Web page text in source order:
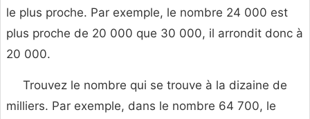
le plus proche. Par exemple, le nombre 24 000 est
plus proche de 20 000 que 30 000, il arrondit donc à
20 000.
Trouvez le nombre qui se trouve à la dizaine de
milliers. Par exemple, dans le nombre 64 700, le